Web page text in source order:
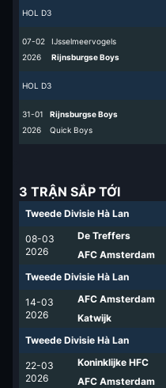
HOL D3
07-02
2026
IJsselmeervogels
Rijnsburgse Boys
HOL D3
31-01
2026
Rijnsburgse Boys
Quick Boys
3 TRẬN SẮP TỚI
Tweede Divisie Hà Lan
08-03
2026
De Treffers
AFC Amsterdam
Tweede Divisie Hà Lan
14-03
2026
AFC Amsterdam
Katwijk
Tweede Divisie Hà Lan
22-03
2026
Koninklijke HFC
AFC Amsterdam